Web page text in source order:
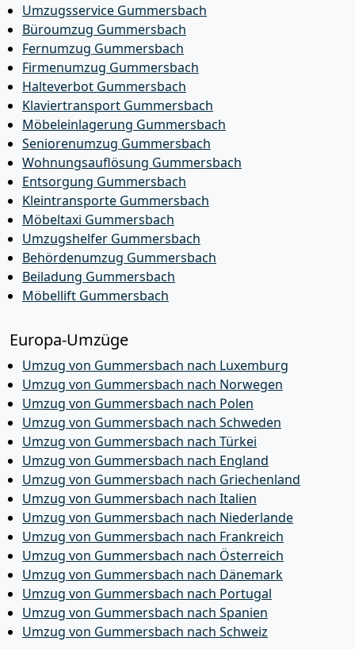
Umzugsservice Gummersbach
Büroumzug Gummersbach
Fernumzug Gummersbach
Firmenumzug Gummersbach
Halteverbot Gummersbach
Klaviertransport Gummersbach
Möbeleinlagerung Gummersbach
Seniorenumzug Gummersbach
Wohnungsauflösung Gummersbach
Entsorgung Gummersbach
Kleintransporte Gummersbach
Möbeltaxi Gummersbach
Umzugshelfer Gummersbach
Behördenumzug Gummersbach
Beiladung Gummersbach
Möbellift Gummersbach
Europa-Umzüge
Umzug von Gummersbach nach Luxemburg
Umzug von Gummersbach nach Norwegen
Umzug von Gummersbach nach Polen
Umzug von Gummersbach nach Schweden
Umzug von Gummersbach nach Türkei
Umzug von Gummersbach nach England
Umzug von Gummersbach nach Griechenland
Umzug von Gummersbach nach Italien
Umzug von Gummersbach nach Niederlande
Umzug von Gummersbach nach Frankreich
Umzug von Gummersbach nach Österreich
Umzug von Gummersbach nach Dänemark
Umzug von Gummersbach nach Portugal
Umzug von Gummersbach nach Spanien
Umzug von Gummersbach nach Schweiz